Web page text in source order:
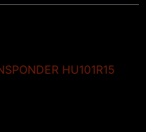
HU101R15